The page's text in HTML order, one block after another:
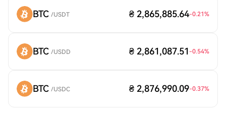
BTC /USDT ₴ 2,865,885.64-0.21%
BTC /USDD ₴ 2,861,087.51 -0.54%
BTC /USDC ₴ 2,876,990.09-0.37%